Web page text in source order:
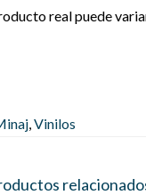
real puede
,Vinilos